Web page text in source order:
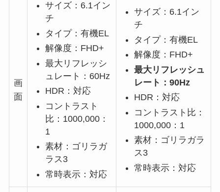
画
面
サイズ：6.1イン
チ
タイプ：有機EL
解像度：FHD+
最大リフレッシ
ュレート：60Hz
HDR：対応
コントラスト
比：1000,000：
1
素材：ゴリラガ
ラス3
常時表示：対応
サイズ：6.1イン
チ
タイプ：有機EL
解像度：FHD+
最大リフレッシュ
レート：90Hz
HDR：対応
コントラスト比：
1000,000：1
素材：ゴリラガラ
ス3
常時表示：対応